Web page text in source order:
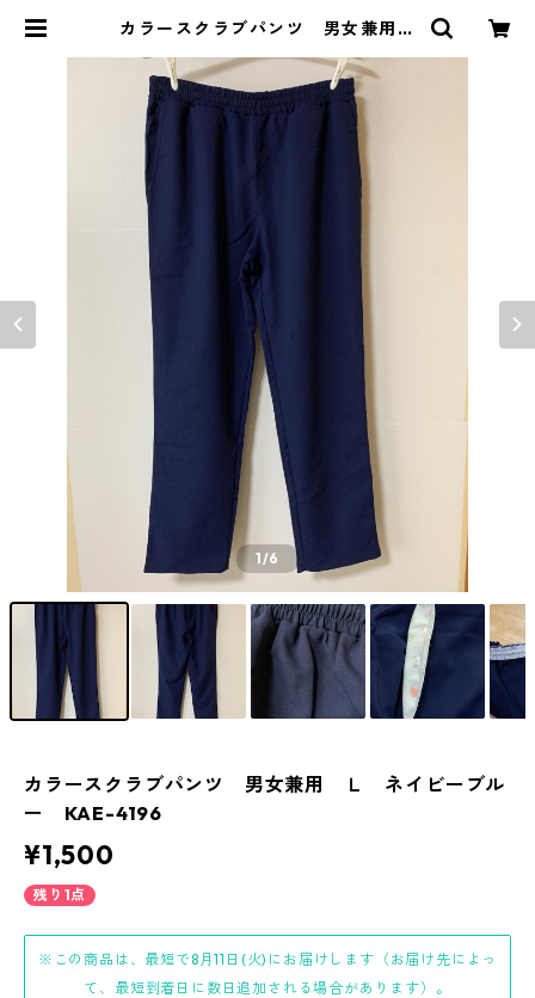
カラースクラブパンツ 男女兼用
DOLUCK PRODUCE
1/6
カラースクラブパンツ 男女兼用 Ｌ ネイビーブル
ー KAE-4196
¥1,500
残り1点
※この商品は、最短で8月11日(火)にお届けします（お届け先によっ
て、最短到着日に数日追加される場合があります）。